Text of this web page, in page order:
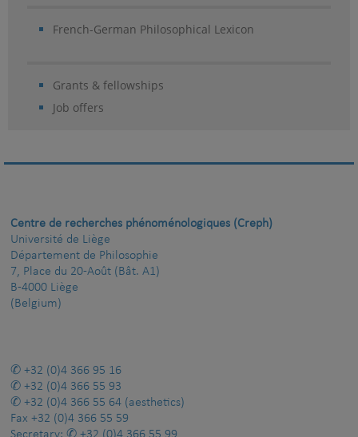
French-German Philosophical Lexicon
Grants & fellowships
Job offers
Centre de recherches phénoménologiques (Creph)
Université de Liège
Département de Philosophie
7, Place du 20-Août (Bât. A1)
B-4000 Liège
(Belgium)
+32 (0)4 366 95 16
+32 (0)4 366 55 93
+32 (0)4 366 55 64 (aesthetics)
Fax +32 (0)4 366 55 59